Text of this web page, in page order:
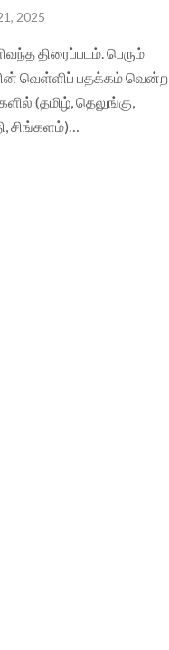
2025
திரைப்படம். பெரும்
வெள்ளிப் பதக்கம் வென்ற
(தமிழ், தெலுங்கு,
சிங்களம்)…